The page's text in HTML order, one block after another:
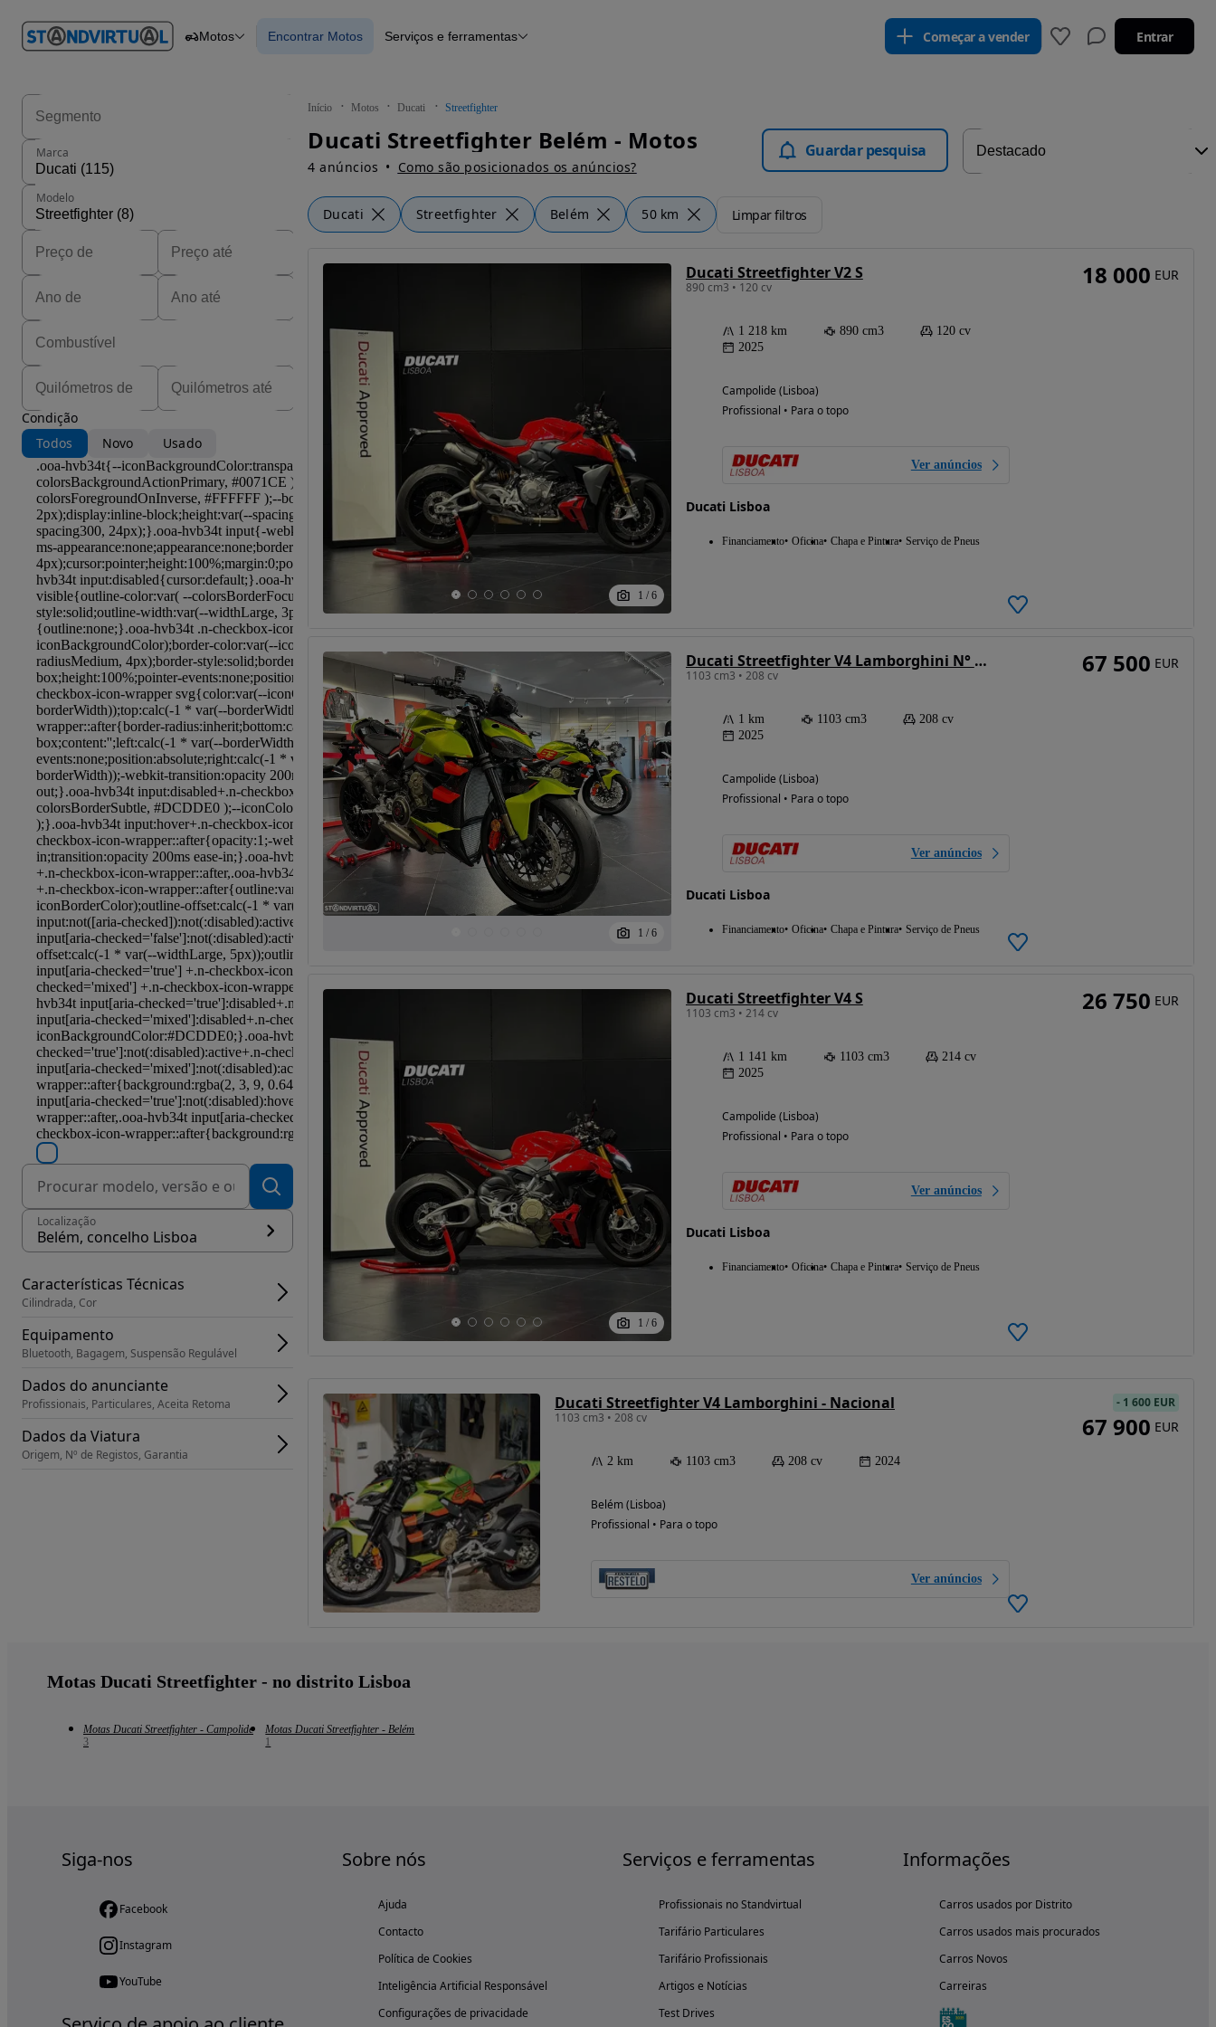
em
Carros Carros
Motos Encontrar Motos Serviços e ferramentas Começar a vender Entrar
Início Motos Ducati Streetfighter
Ducati Streetfighter Belém - Motos
4 anúncios Como são posicionados os anúncios?
Guardar pesquisa
Ducati Streetfighter Belém 50 km Limpar filtros
Marca
Modelo
Condição
Todos
Novo Usado
Localização
Belém, concelho Lisboa
Características Técnicas
Cilindrada, Cor
Equipamento
Bluetooth, Bagagem, Suspensão Regulável
Dados do anunciante
Profissionais, Particulares, Aceita Retoma
Dados da Viatura
Origem, Nº de Registos, Garantia
1 / 6
Ducati Streetfighter V2 S
890 cm3 • 120 cv
1 218 km 890 cm3
120 cv
2025
Campolide (Lisboa)
Profissional • Para o topo
Ver anúncios
Ducati Lisboa
Financiamento Oficina Chapa e Pintura Serviço de Pneus
18 000 EUR
1 / 6
Ducati Streetfighter V4 Lamborghini N° 583/630
1103 cm3 • 208 cv
1 km 1103 cm3
208 cv
2025
Campolide (Lisboa)
Profissional • Para o topo
Ver anúncios
Ducati Lisboa
Financiamento Oficina Chapa e Pintura Serviço de Pneus
67 500 EUR
1 / 6
Ducati Streetfighter V4 S
1103 cm3 • 214 cv
1 141 km 1103 cm3
214 cv
2025
Campolide (Lisboa)
Profissional • Para o topo
Ver anúncios
Ducati Lisboa
Financiamento Oficina Chapa e Pintura Serviço de Pneus
26 750 EUR
Ducati Streetfighter V4 Lamborghini - Nacional
1103 cm3 • 208 cv
2 km 1103 cm3 208 cv 2024
Belém (Lisboa)
Profissional • Para o topo
Ver anúncios
- 1 600 EUR
67 900 EUR
Motas Ducati Streetfighter - no distrito Lisboa
Motas Ducati Streetfighter - Campolide
3
Motas Ducati Streetfighter - Belém
1
Siga-nos
Facebook
Instagram
YouTube
Sobre nós
Ajuda
Contacto
Política de Cookies
Inteligência Artificial Responsável
Configurações de privacidade
Serviços e ferramentas
Profissionais no Standvirtual
Tarifário Particulares
Tarifário Profissionais
Artigos e Notícias
Test Drives
Informações
Carros usados por Distrito
Carros usados mais procurados
Carros Novos
Carreiras